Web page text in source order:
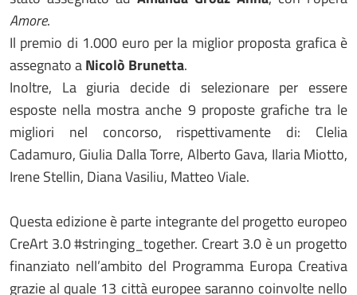
Amore.
Il premio di 1.000 euro per la miglior proposta grafica è
assegnato aNicolò Brunetta.
Inoltre, La giuria decide di selezionare per essere
esposte nella mostra anche 9 proposte grafiche tra le
migliori nel concorso, rispettivamente di: Clelia
Cadamuro, Giulia Dalla Torre, Alberto Gava, Ilaria Miotto,
Irene Stellin, Diana Vasiliu, Matteo Viale.
Questa edizione è parte integrante del progetto europeo
CreArt 3.0 #stringing_together. Creart 3.0 è un progetto
finanziato nell’ambito del Programma Europa Creativa
grazie al quale 13 città europee saranno coinvolte nello